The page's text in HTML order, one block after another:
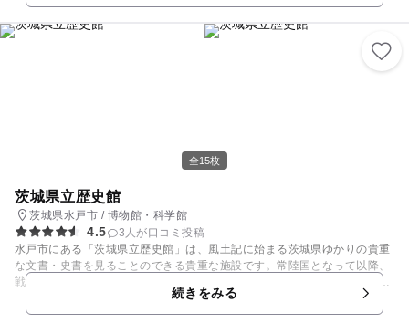
ルにはすべり台もついています。また、プールのすぐそばには屋根付きの
ベンチもあり、見守る大人も快適です。
全15枚
茨城県立歴史館
茨城県水戸市 / 博物館・科学館
4.5
3人が口コミ投稿
水戸市にある「茨城県立歴史館」は、風土記に始まる茨城県ゆかりの貴重
な文書・史書を見ることのできる貴重な施設です。常陸国となって以降、
戦国の争乱や水戸徳川家の時代、尊攘運動の様子なども詳しく知ることが
できます。これら常設展示のほか、テーマ展や特別展も開催しています。
また、多くのイベントや講座を開催しているので、公式サイトでチェック
続きをみる